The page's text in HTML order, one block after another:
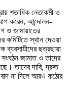
শতাধিক নেতাকর্মী ও
করেন, আন্দোলন-
ও জামায়াতের
কমিটিতে স্থান দেওয়া
ব্যবসায়ীদের ছত্রছায়া
জামাত ও তাদের
তাদের দাবি, দ্রুত
বাদ না দিলে আরও কঠোর